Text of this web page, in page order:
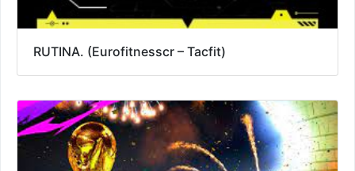
RUTINA. (Eurofitnesscr – Tacfit)